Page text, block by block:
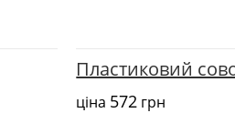
Пластиковий
ціна 572 грн